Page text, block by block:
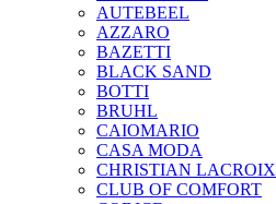
AUTEBEEL
AZZARO
BAZETTI
BLACK SAND
BOTTI
BRUHL
CAIOMARIO
CASA MODA
CHRISTIAN LACROIX
CLUB OF COMFORT